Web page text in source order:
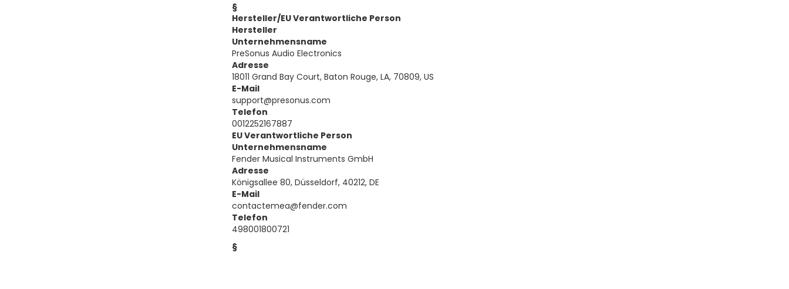
§
Hersteller/EU Verantwortliche Person
Hersteller
Unternehmensname
PreSonus Audio Electronics
Adresse
18011 Grand Bay Court, Baton Rouge, LA, 70809, US
E-Mail
support@presonus.com
Telefon
0012252167887
EU Verantwortliche Person
Unternehmensname
Fender Musical Instruments GmbH
Adresse
Königsallee 80, Düsseldorf, 40212, DE
E-Mail
contactemea@fender.com
Telefon
498001800721
§